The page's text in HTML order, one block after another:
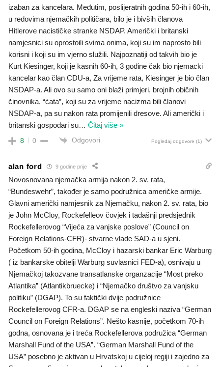
izaban za kancelara. Međutim, poslijeratnih godina 50-ih i 60-ih,
u redovima njemačkih političara, bilo je i bivših članova
Hitlerove nacističke stranke NSDAP. Američki i britanski
namjesnici su oprostoili svima onima, koji su im naprosto bili
korisni i koji su im vjerno služili. Najpoznatiji od takvih bio je
Kurt Kiesinger, koji je kasnih 60-ih, 3 godine čak bio njemacki
kancelar kao član CDU-a, Za vrijeme rata, Kiesinger je bio član
NSDAP-a. Ali ovo su samo oni blaži primjeri, brojnih običnih
činovnika, “ćata”, koji su za vrijeme nacizma bili članovi
NSDAP-a, pa su nakon rata promijenili dresove. Ali američki i
britanski gospodari su… Čitaj više »
8 0 Odgovori Pogledaj odgovore (1)
alan ford 9 godine prije
Novosnovana njemačka armija nakon 2. sv. rata,
“Bundeswehr”, također je samo podružnica američke armije.
Glavni američki namjesnik za Njemačku, nakon 2. sv. rata, bio
je John McCloy, Rockefelleov čovjek i tadašnji predsjednik
Rockefellerovog “Vijeća za vanjske poslove” (Council on
Foreign Relations-CFR)- stvarne vlade SAD-a u sjeni.
Početkom 50-ih godina, McCloy i hazarski bankar Eric Warburg
( iz bankarske obitelji Warburg suvlasnici FED-a), osnivaju u
Njemačkoj takozvane transatlanske organzacije “Most preko
Atlantika” (Atlantikbruecke) i “Njemačko društvo za vanjsku
politiku” (DGAP). To su faktički dvije podružnice
Rockefellerovog CFR-a. DGAP se na engleski naziva “German
Council on Foreign Relations”. Nešto kasnije, početkom 70-ih
godna, osnovana je i treća Rockefellerova podružica “German
Marshall Fund of the USA”. “German Marshall Fund of the
USA” posebno je aktivan u Hrvatskoj u cijeloj regiji i zajedno za